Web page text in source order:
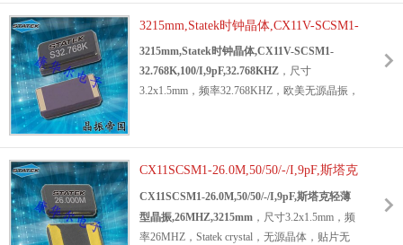
度-40°C~+85°C,公差20ppm,耐热性晶振,环保
晶振,低损耗晶振,智能手表晶振,电话机晶振,实
时时钟晶振,电子应用晶振.
3215mm,Statek时钟晶体,CX11V-SCSM1-
32.768K,100/I,9pF,32.768KHZ
3215mm,Statek时钟晶体,CX11V-SCSM1-
32.768K,100/I,9pF,32.768KHZ ，尺寸
3.2x1.5mm，频率32.768KHZ，欧美无源晶振，
3215mm无源晶体，无铅环保晶振，轻薄型晶
振， 32.768KHz晶振，电子指示灯晶振，仪器
设备晶振，数据通信晶振，计算机应用晶振，
通信设备晶振，变送器专用晶振，高性能晶
振，高可靠晶振，高品质晶振，低损耗晶振，
CX11SCSM1-26.0M,50/50/-/I,9pF,斯塔克
轻薄型晶振,26MHZ,3215mm
CX11SCSM1-26.0M,50/50/-/I,9pF,斯塔克轻薄
型晶振,26MHZ,3215mm ，尺寸3.2x1.5mm，频
率26MHZ，Statek crystal，无源晶体，贴片无